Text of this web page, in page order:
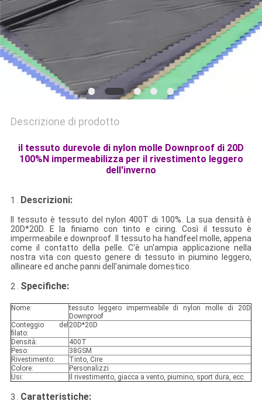
Descrizione di prodotto
il tessuto durevole di nylon molle Downproof di 20D
100%N impermeabilizza per il rivestimento leggero
dell'inverno
1 . Descrizioni:
Il tessuto è tessuto del nylon 400T di 100%. La sua densità è
20D*20D. E la finiamo con tinto e ciring. Così il tessuto è
impermeabile e downproof. Il tessuto ha handfeel molle, appena
come il contatto della pelle. C'è un'ampia applicazione nella
nostra vita con questo genere di tessuto in piumino leggero,
allineare ed anche panni dell'animale domestico.
2 . Specifiche:
Nome:
tessuto leggero impermeabile di nylon molle di 20D
Downproof
Conteggio del
filato:
20D*20D
Densità:
400T
Peso:
38GSM
Rivestimento:
Tinto, Cire
Colore:
Personalizzi
Usi:
Il rivestimento, giacca a vento, piumino, sport dura, ecc.
3 . Caratteristiche: